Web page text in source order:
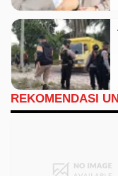
REKOMENDASI